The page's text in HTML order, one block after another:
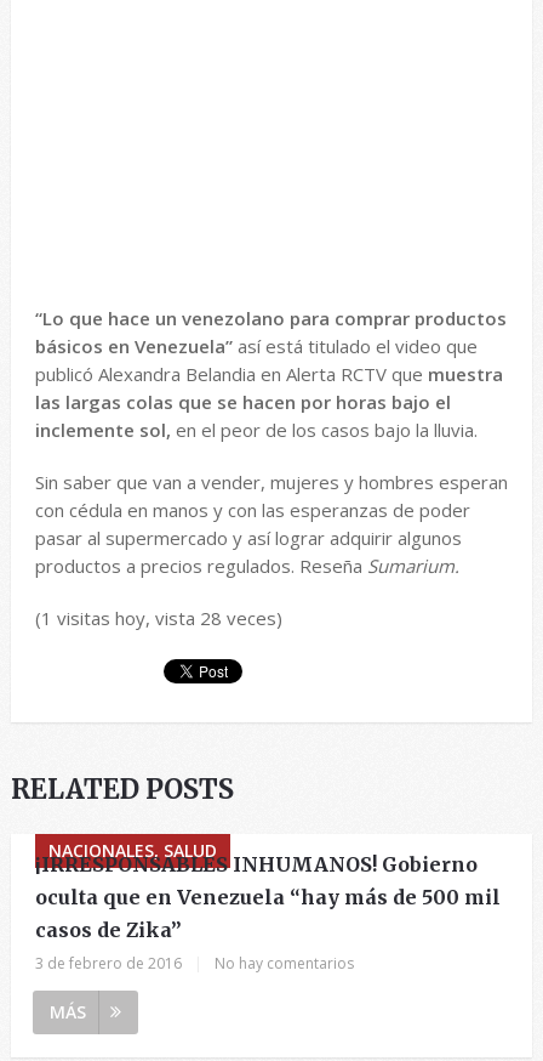
“Lo que hace un venezolano para comprar productos
básicos en Venezuela”así está titulado el video que
publicó Alexandra Belandia en Alerta RCTV que muestra
las largas colas que se hacen por horas bajo el
inclemente sol, en el peor de los casos bajo la lluvia.
Sin saber que van a vender, mujeres y hombres esperan
con cédula en manos y con las esperanzas de poder
pasar al supermercado y así lograr adquirir algunos
productos a precios regulados. Reseña Sumarium.
(1 visitas hoy, vista 28 veces)
RELATED POSTS
NACIONALES, SALUD
¡IRRESPONSABLES INHUMANOS! Gobierno
oculta que en Venezuela “hay más de 500 mil
casos de Zika”
3 de febrero de 2016 No hay comentarios
MÁS